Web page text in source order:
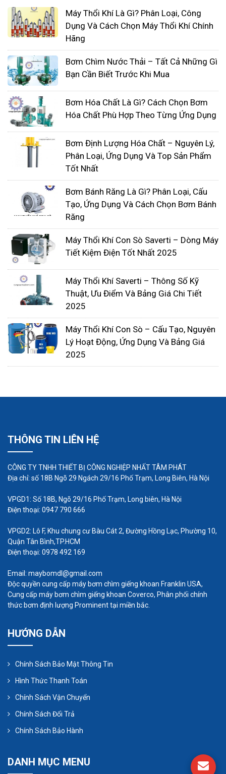
mạch, sản xuất đất hiếm
Vận chuyển các loại nước hòa lẫn chất khí
thải, khói độc hại trong xử lý
Với thiết kế tối ưu đi và độ bền cao, cùng với đo là
độ linh hoạt và việc bảo dưỡng dễ dàng, hơn hết là
giá thành rất phải chăng,máy bơm FTIhiệ đang
được rất nhiều khách hàng tin dùng. Hiện tại, có
nhiều đơn vị phân phối máybơm hoá chấtvới
nhiều giá cả và chất lượng khác nhau, bạn nên
tham khảo kỹ và tìm một nhà cung cấp đáng tin
cậy để mua hàng.
Hiện tại, công ty TNHH thiết bị công nghiệp Nhất
Tâm Phát đang phân phối sản phẩm máy bơm FTI
với đa dạng mẫu mã phù hợp với nhu cầu của
khách hàng. Thêm vào đó, Nhất Tâm Phát còn
cung cấp các loại máy bơm hoá chất cùng với các
loại máy công nghiệp khác với đa dạng nhãn hàng
với giá tốt.
Máy Thổi Khí Là Gì? Phân Loại, Công
Dụng Và Cách Chọn Máy Thổi Khí Chính
Hãng
Bơm Chìm Nước Thải – Tất Cả Những Gì
Bạn Cần Biết Trước Khi Mua
Bơm Hóa Chất Là Gì? Cách Chọn Bơm
Hóa Chất Phù Hợp Theo Từng Ứng Dụng
Bơm Định Lượng Hóa Chất – Nguyên Lý,
Phân Loại, Ứng Dụng Và Top Sản Phẩm
Tốt Nhất
Bơm Bánh Răng Là Gì? Phân Loại, Cấu
Tạo, Ứng Dụng Và Cách Chọn Bơm Bánh
Răng
Máy Thổi Khí Con Sò Saverti – Dòng Máy
Tiết Kiệm Điện Tốt Nhất 2025
Máy Thổi Khí Saverti – Thông Số Kỹ
Thuật, Ưu Điểm Và Bảng Giá Chi Tiết
2025
Máy Thổi Khí Con Sò – Cấu Tạo, Nguyên
Lý Hoạt Động, Ứng Dụng Và Bảng Giá
2025
THÔNG TIN LIÊN HỆ
CÔNG TY TNHH THIẾT BỊ CÔNG NGHIỆP NHẤT TÂM PHÁT
Địa chỉ: số 18B Ngõ 29 Ngách 29/16 Phố Trạm, Long Biên, Hà Nội
VPGD1: Số 18B, Ngõ 29/16 Phố Trạm, Long biên, Hà Nội
Điện thoại: 0947 790 666
VPGD2: Lô F, Khu chung cư Bàu Cát 2, Đường Hồng Lạc, Phường 10,
Quận Tân Bình,TP.HCM
Điện thoại: 0978 492 169
Email: maybomdl@gmail.com
Độc quyền cung cấp máy bơm chìm giếng khoan Franklin USA,
Cung cấp máy bơm chìm giếng khoan Coverco, Phân phối chính
thức bơm định lượng Prominent tại miền bắc.
HƯỚNG DẪN
Chính Sách Bảo Mật Thông Tin
Hình Thức Thanh Toán
Chính Sách Vận Chuyển
Chính Sách Đổi Trả
Chính Sách Bảo Hành
DANH MỤC MENU